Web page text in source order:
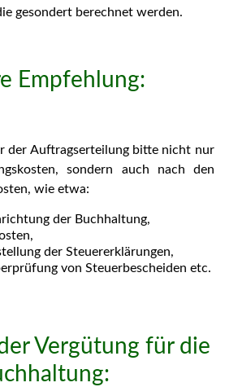
gesondert berechnet werden.
Empfehlung:
der Auftragserteilung bitte nicht nur
sondern auch nach den
wie etwa:
der Buchhaltung,
der Steuererklärungen,
von Steuerbescheiden etc.
Vergütung für die